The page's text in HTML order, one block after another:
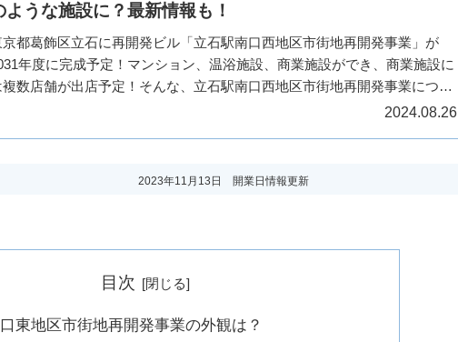
ような施設に？最新情報も！
京都葛飾区立石に再開発ビル「立石駅南口西地区市街地再開発事業」が
年度に完成予定！マンション、温浴施設、商業施設ができ、商業施設に
複数店舗が出店予定！そんな、立石駅南口西地区市街地再開発事業につい
2024.08.26
2023年11月13日 開業日情報更新
目次
東地区市街地再開発事業の外観は？